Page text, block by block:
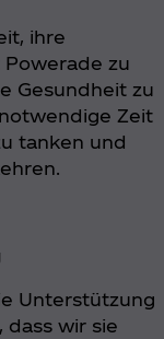
ihre
zu
Gesundheit zu
Zeit
tanken und
Unterstützung
wir sie